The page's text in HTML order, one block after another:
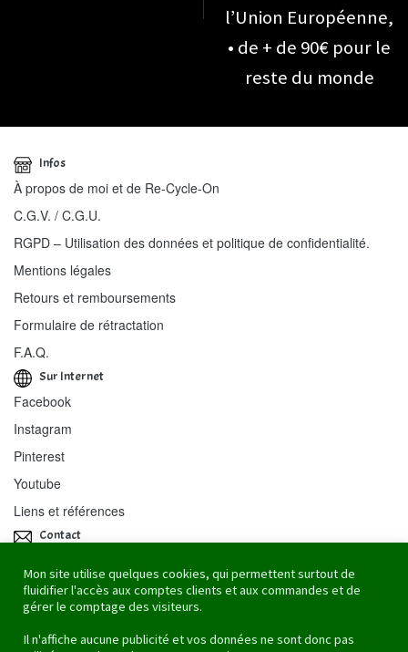
l’Union Européenne,
• de + de 90€ pour le
reste du monde
Infos
À propos de moi et de Re-Cycle-On
C.G.V. / C.G.U.
RGPD – Utilisation des données et politique de confidentialité.
Mentions légales
Retours et remboursements
Formulaire de rétractation
F.A.Q.
Sur Internet
Facebook
Instagram
Pinterest
Youtube
Liens et références
Contact
43 rue des Mouettes
67100 Strasbourg
Mon site utilise quelques cookies, qui permettent surtout de
fluidifier l'accès aux comptes clients et aux commandes et de
gérer le comptage des visiteurs.
Il n'affiche aucune publicité et vos données ne sont donc pas